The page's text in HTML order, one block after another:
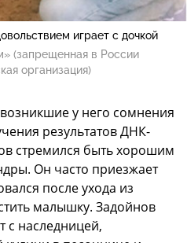
играет с дочкой
(запрещенная в России
организация)
у него сомнения
результатов ДНК-
стремился быть хорошим
Он часто приезжает
после ухода из
малышку. Задойнов
с наследницей,